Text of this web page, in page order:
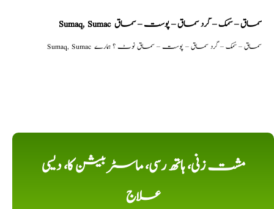
Sumaq, Sumac سماق – سُمک – گرد سماق – پوست – سماق
Sumaq, Sumac سماق – سُمک – گرد سماق – پوست – سماق نوٹ ؟ ہمارے
مشت زنی، ہاتھ رسی، ماسٹر بیشن کا، دیسی
علاج